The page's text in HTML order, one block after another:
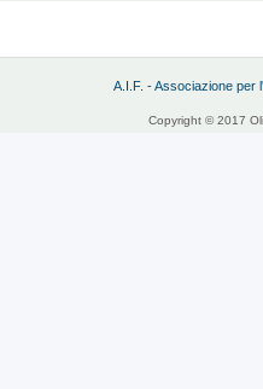
A.I.F. - Associazione per
Copyright © 2017